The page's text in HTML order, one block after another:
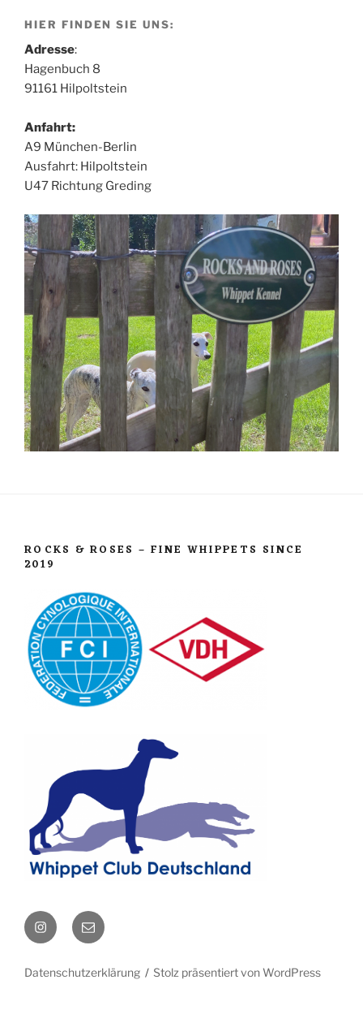
HIER FINDEN SIE UNS:
Adresse:
Hagenbuch 8
91161 Hilpoltstein
Anfahrt:
A9 München-Berlin
Ausfahrt: Hilpoltstein
U47 Richtung Greding
ROCKS & ROSES – FINE WHIPPETS SINCE
2019
Instagram
E-
Mail
Datenschutzerklärung Stolz präsentiert von WordPress